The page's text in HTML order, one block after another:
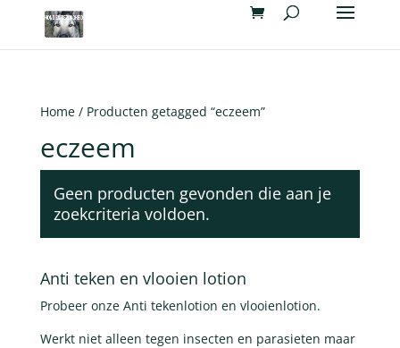
Home/ Producten getagged “eczeem”
eczeem
Geen producten gevonden die aan je
zoekcriteria voldoen.
Anti teken en vlooien lotion
Probeer onze Anti tekenlotion en vlooienlotion.
Werkt niet alleen tegen insecten en parasieten maar